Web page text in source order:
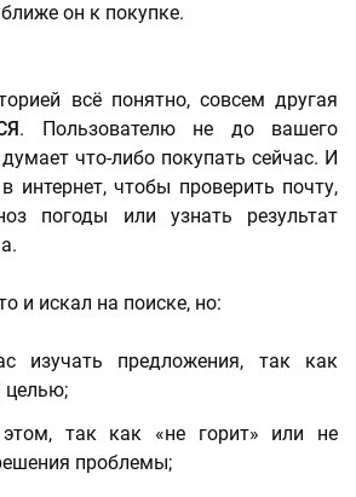
он к покупке.
всё понятно, совсем другая
. Пользователю не до вашего
что-либо покупать сейчас. И
интернет, чтобы проверить почту,
погоды или узнать результат
и искал на поиске, но:
изучать предложения, так как
целью;
так как «не горит» или не
проблемы;